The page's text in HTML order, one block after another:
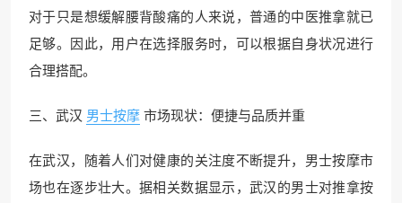
对于只是想缓解腰背酸痛的人来说，普通的中医推拿就已
足够。因此，用户在选择服务时，可以根据自身状况进行
合理搭配。
三、武汉 男士按摩市场现状：便捷与品质并重
在武汉，随着人们对健康的关注度不断提升，男士按摩市
场也在逐步壮大。据相关数据显示，武汉的男士对推拿按